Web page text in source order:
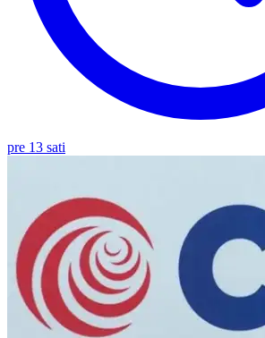
pre 13 sati